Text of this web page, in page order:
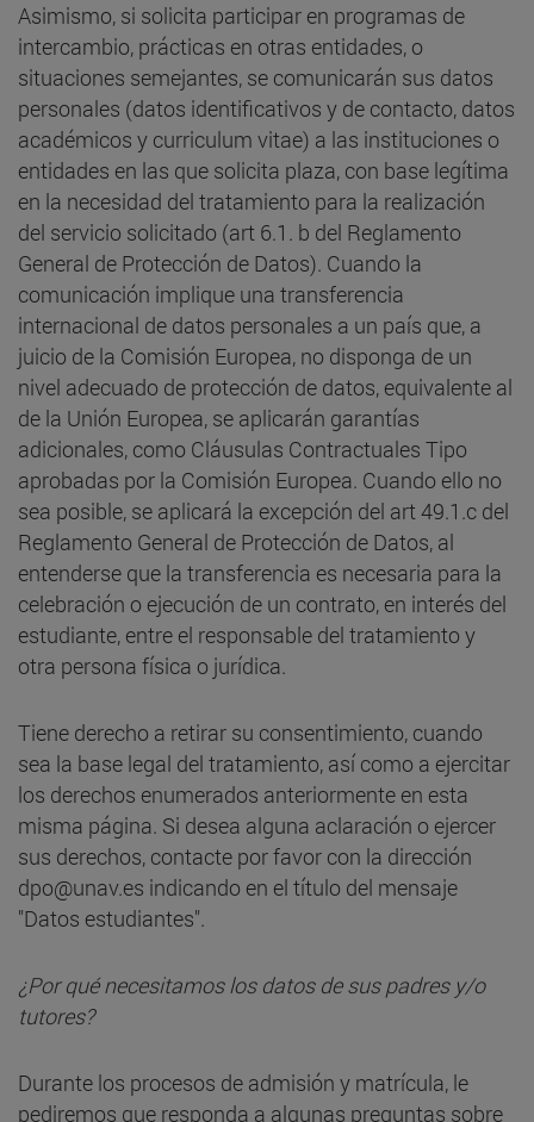
Asimismo, si solicita participar en programas de
intercambio, prácticas en otras entidades, o
situaciones semejantes, se comunicarán sus datos
personales (datos identificativos y de contacto, datos
académicos y curriculum vitae) a las instituciones o
entidades en las que solicita plaza, con base legítima
en la necesidad del tratamiento para la realización
del servicio solicitado (art 6.1. b del Reglamento
General de Protección de Datos). Cuando la
comunicación implique una transferencia
internacional de datos personales a un país que, a
juicio de la Comisión Europea, no disponga de un
nivel adecuado de protección de datos, equivalente al
de la Unión Europea, se aplicarán garantías
adicionales, como Cláusulas Contractuales Tipo
aprobadas por la Comisión Europea. Cuando ello no
sea posible, se aplicará la excepción del art 49.1.c del
Reglamento General de Protección de Datos, al
entenderse que la transferencia es necesaria para la
celebración o ejecución de un contrato, en interés del
estudiante, entre el responsable del tratamiento y
otra persona física o jurídica.
Tiene derecho a retirar su consentimiento, cuando
sea la base legal del tratamiento, así como a ejercitar
los derechos enumerados anteriormente en esta
misma página. Si desea alguna aclaración o ejercer
sus derechos, contacte por favor con la dirección
dpo@unav.es indicando en el título del mensaje
"Datos estudiantes".
¿Por qué necesitamos los datos de sus padres y/o
tutores?
Durante los procesos de admisión y matrícula, le
pediremos que responda a algunas preguntas sobre